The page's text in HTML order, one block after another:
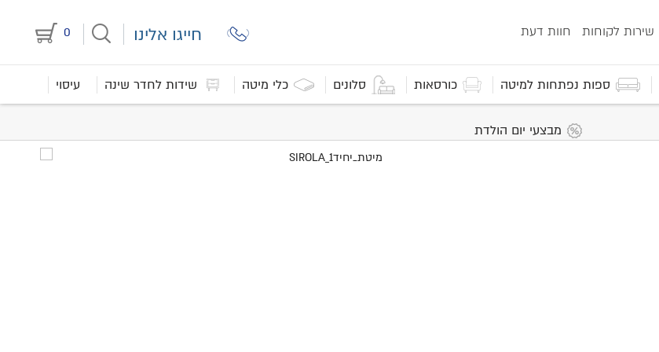
שירות לקוחות חוות דעת 0 חייגו אלינו
ספות נפתחות למיטה כורסאות סלונים כלי מיטה שידות לחדר שינה עיסוי
מבצעי יום הולדת